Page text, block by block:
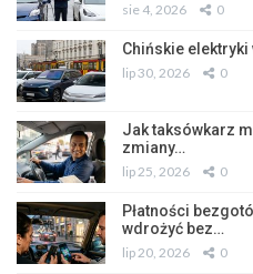
sie 4, 2026 0
Chińskie elektryki
lip 30, 2026 0
Jak taksówkarz
zmiany…
lip 25, 2026 0
Płatności
wdrożyć bez…
lip 20, 2026 0